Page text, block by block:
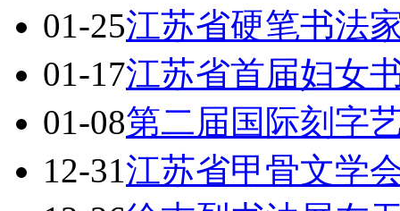
01-25江苏省硬笔书法
01-17江苏省首届妇女
01-08第二届国际刻字
12-31江苏省甲骨文学